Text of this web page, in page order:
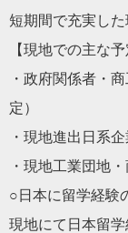
短期間で充実した
【現地での主な
・政府関係者・
定）
・現地進出日系
・現地工業団地
○日本に留学経験
現地にて日本留